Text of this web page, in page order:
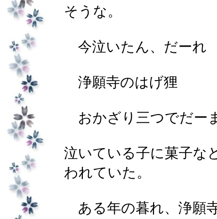
そうな。
今泣いたん、だーれ
浄願寺のはげ狸
おかざり三つでだー
泣いている子に菓子な
われていた。
ある年の暮れ、浄願